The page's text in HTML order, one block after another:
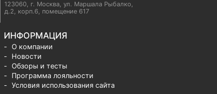
123060, г. Москва, ул. Маршала Рыбалко,
д.2, корп.6, помещение 617
ИНФОРМАЦИЯ
О компании
Новости
Обзоры и тесты
Программа лояльности
Условия использования сайта